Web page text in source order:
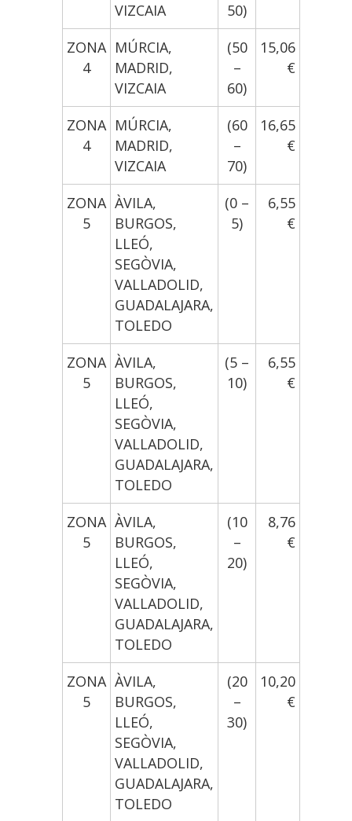
VIZCAIA
50)
ZONA
4
MÚRCIA,
MADRID,
VIZCAIA
(50
–
60)
15,06
€
ZONA
4
MÚRCIA,
MADRID,
VIZCAIA
(60
–
70)
16,65
€
ZONA
5
ÀVILA,
BURGOS,
LLEÓ,
SEGÒVIA,
VALLADOLID,
GUADALAJARA,
TOLEDO
(0 –
5)
6,55
€
ZONA
5
ÀVILA,
BURGOS,
LLEÓ,
SEGÒVIA,
VALLADOLID,
GUADALAJARA,
TOLEDO
(5 –
10)
6,55
€
ZONA
5
ÀVILA,
BURGOS,
LLEÓ,
SEGÒVIA,
VALLADOLID,
GUADALAJARA,
TOLEDO
(10
–
20)
8,76
€
ZONA
5
ÀVILA,
BURGOS,
LLEÓ,
SEGÒVIA,
VALLADOLID,
GUADALAJARA,
TOLEDO
(20
–
30)
10,20
€